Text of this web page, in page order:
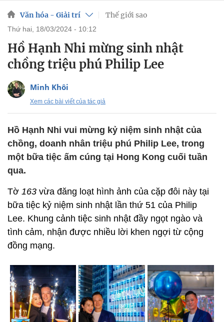
Văn hóa - Giải trí Thế giới sao
thứ hai, 18/03/2024 - 10:12
Hồ Hạnh Nhi mừng sinh nhật
chồng triệu phú Philip Lee
Minh Khôi
Xem các bài viết của tác giả
Hồ Hạnh Nhi vui mừng kỷ niệm sinh nhật của
chồng, doanh nhân triệu phú Philip Lee, trong
một bữa tiệc ấm cúng tại Hong Kong cuối tuần
qua.
Tờ 163 vừa đăng loạt hình ảnh của cặp đôi này tại
bữa tiệc kỷ niệm sinh nhật lần thứ 51 của Philip
Lee. Khung cảnh tiệc sinh nhật đầy ngọt ngào và
tình cảm, nhận được nhiều lời khen ngợi từ cộng
đồng mạng.